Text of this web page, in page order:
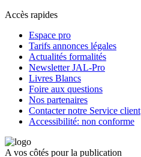
Accès rapides
Espace pro
Tarifs annonces légales
Actualités formalités
Newsletter JAL-Pro
Livres Blancs
Foire aux questions
Nos partenaires
Contacter notre Service client
Accessibilité: non conforme
A vos côtés pour la publication